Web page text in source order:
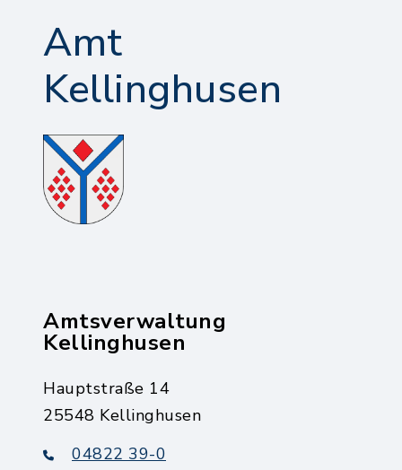
Amt
Kellinghusen
Amtsverwaltung
Kellinghusen
Hauptstraße 14
25548 Kellinghusen
04822 39-0